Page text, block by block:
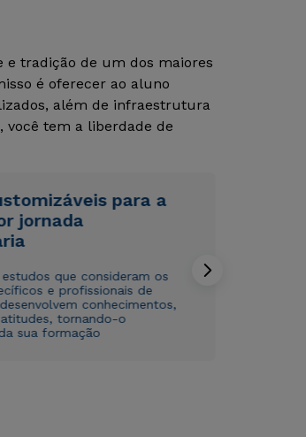
e tradição de um dos maiores
é oferecer ao aluno
além de infraestrutura
você tem a liberdade de
para a
jornada
que consideram os
e profissionais de
conhecimentos,
tornando-o
sua formação
Rápido e fácil
WhatsApp
acordo com aPolítica de Privacidade.
que meus dados sejam utilizados para o
conteúdos da Cruzeiro do Sul.
Rápido e fácil
WhatsApp
acordo com aPolítica de Privacidade.
que meus dados sejam utilizados para o
conteúdos da Cruzeiro do Sul.